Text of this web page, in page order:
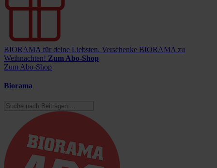
BIORAMA für deine Liebsten. Verschenke BIORAMA zu
Weihnachten! Zum Abo-Shop
Zum Abo-Shop
Biorama